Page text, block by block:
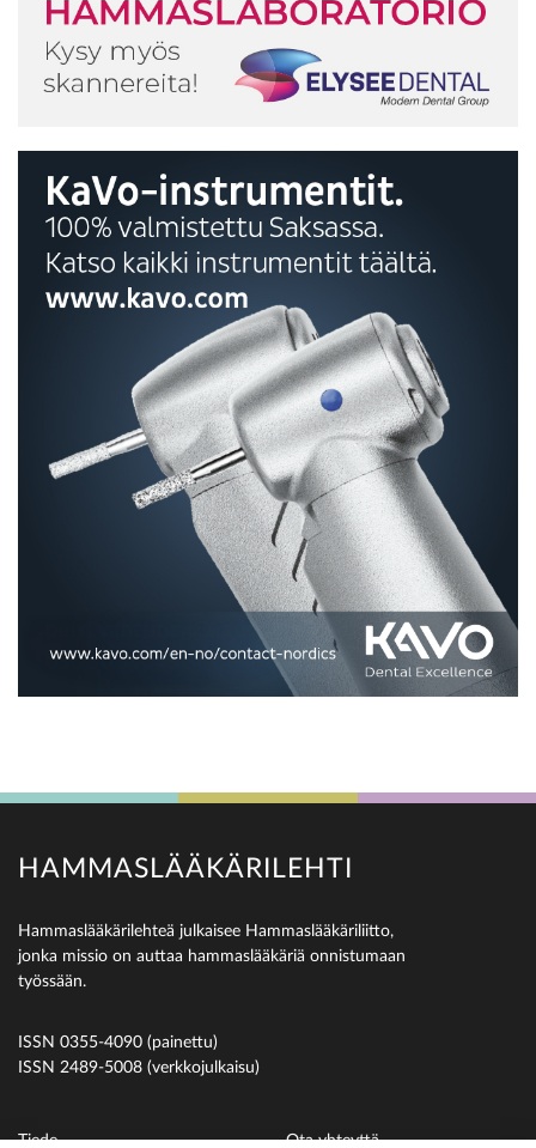
HAMMASLÄÄKÄRILEHTI
Hammaslääkärilehteä julkaisee Hammaslääkäriliitto,
jonka missio on auttaa hammaslääkäriä onnistumaan
työssään.
ISSN 0355-4090 (painettu)
ISSN 2489-5008 (verkkojulkaisu)
Tiede Ota yhteyttä